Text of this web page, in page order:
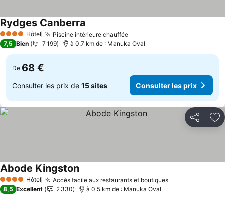
4 Étoiles Hôtel Piscine intérieure chauffée
Rydges Canberra
7,5 Bien 7 199 à 0.7 km de : Manuka Oval
De 68 €
Consulter les prix de 15 sites Consulter les prix
Partager
4 Étoiles Hôtel Accès facile aux restaurants et boutiques
Abode Kingston
8,5 Excellent 2 330 à 0.5 km de : Manuka Oval